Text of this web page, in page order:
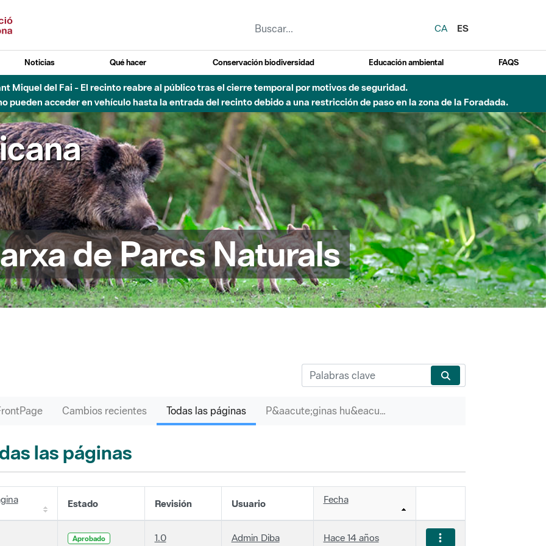
CA ES
Noticias Qué hacer Conservación biodiversidad Educación ambiental FAQS
Afectaciones en el cauce del Parque Fluvial del Besòs debido a obras de construcción de una pasarela sobre el río
de Parcs Naturals
Estado Revisión Usuario Fecha
1.0 Admin Diba Hace 14 años